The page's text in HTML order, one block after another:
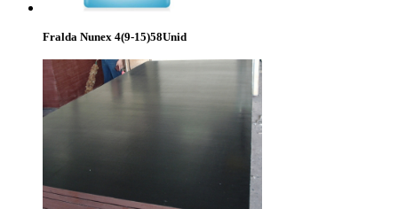
Fralda Nunex 4(9-15)58Unid